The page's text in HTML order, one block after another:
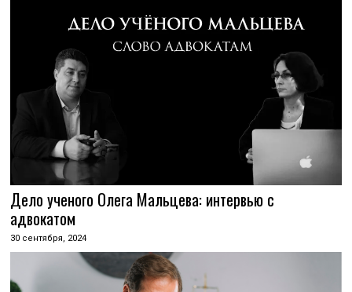
Дело ученого Олега Мальцева: интервью с
адвокатом
30 сентября, 2024